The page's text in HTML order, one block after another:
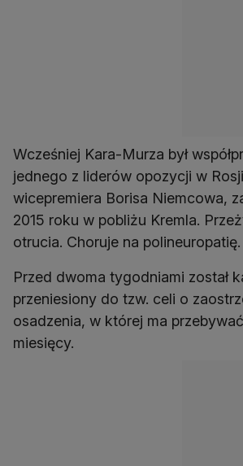
Wcześniej Kara-Murza był
jednego z liderów opozycji w
wicepremiera Borisa Niemcowa,
2015 roku w pobliżu Kremla.
otrucia. Choruje na polineuropatię.
Przed dwoma tygodniami został
przeniesiony do tzw. celi o
osadzenia, w której ma
miesięcy.